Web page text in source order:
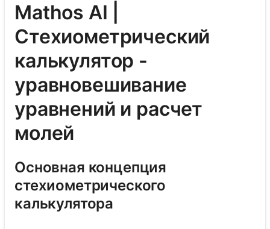
Mathos AI |
Стехиометрический
калькулятор -
уравновешивание
уравнений и расчет
молей
Основная концепция
стехиометрического
калькулятора